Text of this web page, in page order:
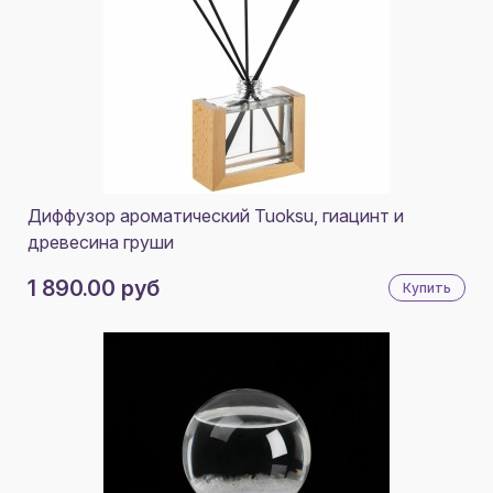
Диффузор ароматический Tuoksu, гиацинт и
древесина груши
1 890.00 руб Купить